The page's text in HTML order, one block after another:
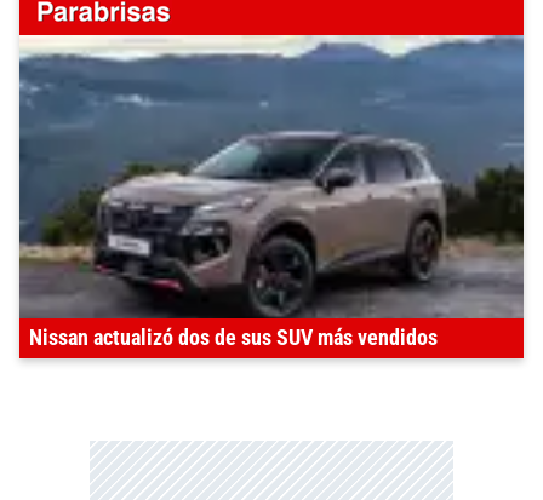
Nissan actualizó dos de sus SUV más vendidos